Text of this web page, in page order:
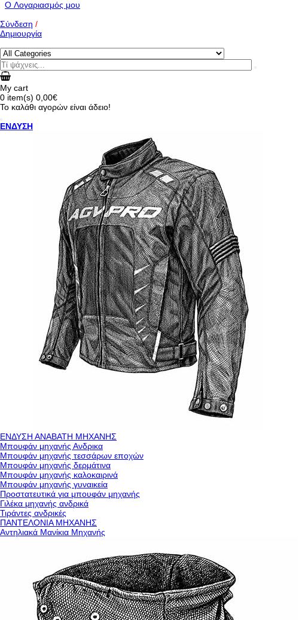
O Λογαριασμός μου
Σύνδεση /
Δημιουργία
My cart
0 item(s) 0,00€
Το καλάθι αγορών είναι άδειο!
ΕΝΔΥΣΗ
ΕΝΔΥΣΗ ΑΝΑΒΑΤΗ ΜΗΧΑΝΗΣ
Μπουφάν μηχανής Ανδρικα
Μπουφάν μηχανής τεσσάρων εποχών
Μπουφάν μηχανής δερμάτινα
Μπουφάν μηχανής καλοκαιρινά
Μπουφάν μηχανής γυναικεία
Προστατευτικά για μπουφάν μηχανής
Γιλέκα μηχανής ανδρικά
Τιράντες ανδρικές
ΠΑΝΤΕΛΟΝΙΑ ΜΗΧΑΝΗΣ
Αντηλιακά Μανίκια Μηχανής